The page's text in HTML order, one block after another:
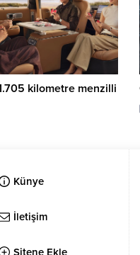
kilometre menzilli
Künye
İletişim
Sitene Ekle